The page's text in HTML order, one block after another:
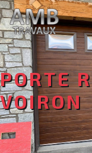
Panneau de
PORTE
VOIRON